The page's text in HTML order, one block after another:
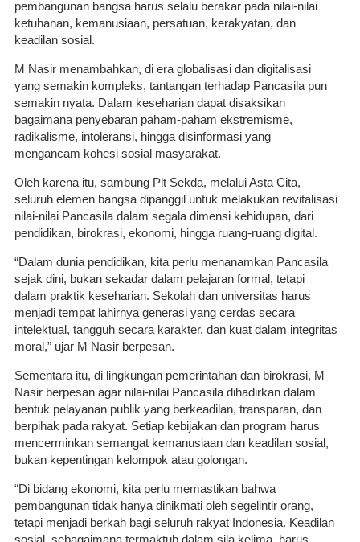
pembangunan bangsa harus selalu berakar pada nilai-nilai
ketuhanan, kemanusiaan, persatuan, kerakyatan, dan
keadilan sosial.
M Nasir menambahkan, di era globalisasi dan digitalisasi
yang semakin kompleks, tantangan terhadap Pancasila pun
semakin nyata. Dalam keseharian dapat disaksikan
bagaimana penyebaran paham-paham ekstremisme,
radikalisme, intoleransi, hingga disinformasi yang
mengancam kohesi sosial masyarakat.
Oleh karena itu, sambung Plt Sekda, melalui Asta Cita,
seluruh elemen bangsa dipanggil untuk melakukan revitalisasi
nilai-nilai Pancasila dalam segala dimensi kehidupan, dari
pendidikan, birokrasi, ekonomi, hingga ruang-ruang digital.
“Dalam dunia pendidikan, kita perlu menanamkan Pancasila
sejak dini, bukan sekadar dalam pelajaran formal, tetapi
dalam praktik keseharian. Sekolah dan universitas harus
menjadi tempat lahirnya generasi yang cerdas secara
intelektual, tangguh secara karakter, dan kuat dalam integritas
moral,” ujar M Nasir berpesan.
Sementara itu, di lingkungan pemerintahan dan birokrasi, M
Nasir berpesan agar nilai-nilai Pancasila dihadirkan dalam
bentuk pelayanan publik yang berkeadilan, transparan, dan
berpihak pada rakyat. Setiap kebijakan dan program harus
mencerminkan semangat kemanusiaan dan keadilan sosial,
bukan kepentingan kelompok atau golongan.
“Di bidang ekonomi, kita perlu memastikan bahwa
pembangunan tidak hanya dinikmati oleh segelintir orang,
tetapi menjadi berkah bagi seluruh rakyat Indonesia. Keadilan
sosial, sebagaimana termaktub dalam sila kelima, harus